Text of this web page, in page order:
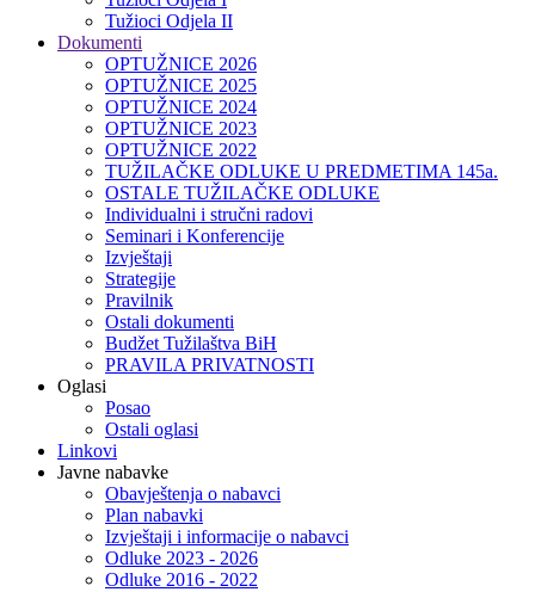
Tužioci Odjela II
Dokumenti
OPTUŽNICE 2026
OPTUŽNICE 2025
OPTUŽNICE 2024
OPTUŽNICE 2023
OPTUŽNICE 2022
TUŽILAČKE ODLUKE U PREDMETIMA 145a.
OSTALE TUŽILAČKE ODLUKE
Individualni i stručni radovi
Seminari i Konferencije
Izvještaji
Strategije
Pravilnik
Ostali dokumenti
Budžet Tužilaštva BiH
PRAVILA PRIVATNOSTI
Oglasi
Posao
Ostali oglasi
Linkovi
Javne nabavke
Obavještenja o nabavci
Plan nabavki
Izvještaji i informacije o nabavci
Odluke 2023 - 2026
Odluke 2016 - 2022